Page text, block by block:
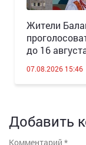
Жители
до 16
07.08.2026 15:46
Добавить
Комментарий *